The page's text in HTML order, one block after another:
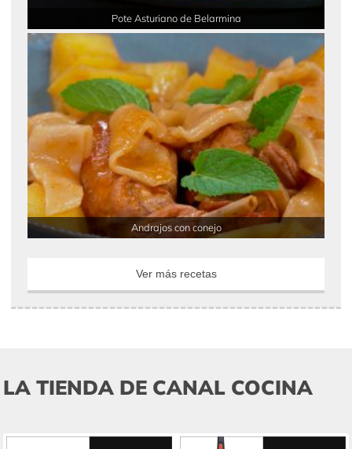
Pote Asturiano de Belarmina
Andrajos con conejo
Ver más recetas
LA TIENDA DE CANAL COCINA